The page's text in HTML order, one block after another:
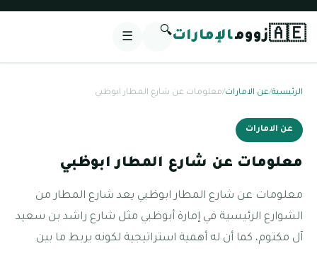
🇦🇪زوومالإمارات🔍
☰
الرئيسية/عن الامارات/معلومات عن شارع المطار ابوظبي
عن الامارات
معلومات عن شارع المطار ابوظبي
معلومات عن شارع المطار ابوظبي يعد شارع المطار من
الشوارع الرئيسية في إمارة أبوظبي مثل شارع راشد بن سعيد
آل مكتوم، كما أن له أهمية استراتيجية لكونه يربط ما بين